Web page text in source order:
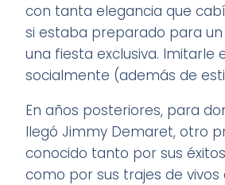
con tanta elegancia que
si estaba preparado para
una fiesta exclusiva. Imitarle
socialmente (además de
En años posteriores, para
llegó Jimmy Demaret, otro
conocido tanto por sus
como por sus trajes de vivos